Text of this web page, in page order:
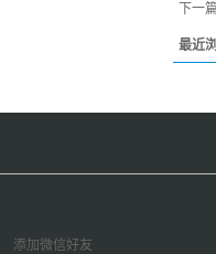
下一
最近
添加微信好友